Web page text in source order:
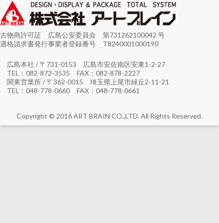
古物商許可証 広島公安委員会 第731262100042 号
適格請求書発行事業者登録番号 T8240001000190
広島本社 / 〒731-0153 広島市安佐南区安東1-2-27
TEL：082-872-3535 FAX：082-878-2227
関東営業所 / 〒362-0015 埼玉県上尾市緑丘2-11-21
TEL：048-778-0660 FAX：048-778-0661
Copyright © 2016 ART BRAIN CO.,LTD. All Rights Reserved.